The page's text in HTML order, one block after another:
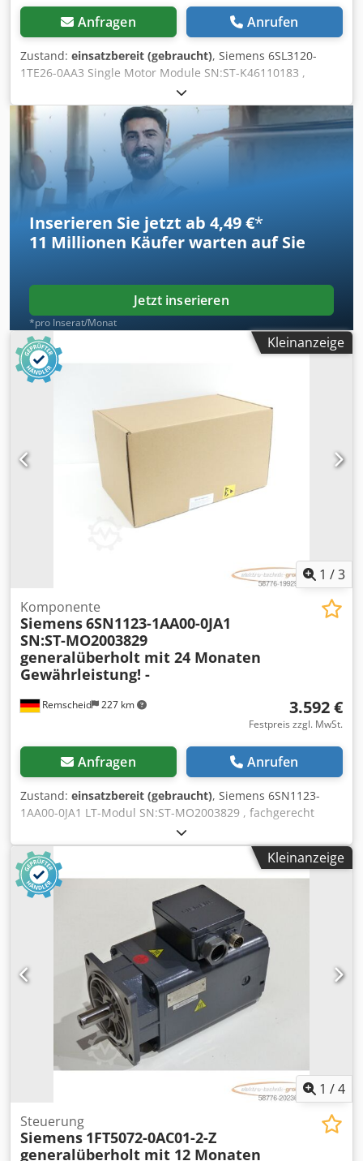
Anfragen Anrufen
Zustand: einsatzbereit (gebraucht), Siemens 6SL3120-
1TE26-0AA3 Single Motor Module SN:ST-K46110183 ,
fachgerecht komplett überholt und getestet mit 24
Monaten Gewährleistung, 100% funktionsfähig,
Lieferumfang gem. Fotos,Für diesen Artikel gelten nicht die
vereinbarten Verkaufsrabatte. Preis bitte separat erfragen!
Crjdpfx Asxahacjilef
Inserieren Sie jetzt ab 4,49 €*
11 Millionen Käufer warten auf Sie
Jetzt inserieren
*pro Inserat/Monat
Kleinanzeige
1 /3
Remscheid 227 km
Komponente
Siemens6SN1123-1AA00-0JA1
SN:ST-MO2003829
generalüberholt mit 24 Monaten
Gewährleistung! -
3.592 €
Festpreis zzgl. MwSt.
Anfragen Anrufen
Zustand: einsatzbereit (gebraucht), Siemens 6SN1123-
1AA00-0JA1 LT-Modul SN:ST-MO2003829 , fachgerecht
komplett überholt und getestet mit 24 Monaten
Gewährleistung, 100% funktionsfähig, Lieferumfang gem.
Fotos,Für diesen Artikel gelten nicht die vereinbarten
Verkaufsrabatte. Preis bitte separat erfragen!
Crsdpfexahflox Ailef
Kleinanzeige
1 /4
Steuerung
Siemens 1FT5072-0AC01-2-Z
generalüberholt mit 12 Monaten